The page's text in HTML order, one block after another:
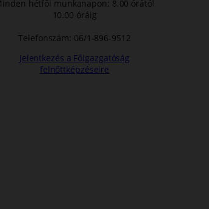
hétfői munkanapon: 8.00 órától
10.00 óráig
Telefonszám: 06/1-896-9512
Jelentkezés a Főigazgatóság
felnőttképzéseire